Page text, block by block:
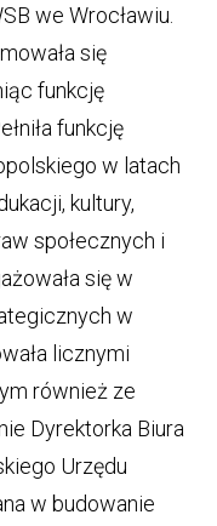
we Wrocławiu.
się
funkcję
funkcję
w latach
kultury,
społecznych i
się w
w
licznymi
również ze
Dyrektorka Biura
Urzędu
w budowanie